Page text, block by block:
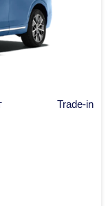
Trade-in